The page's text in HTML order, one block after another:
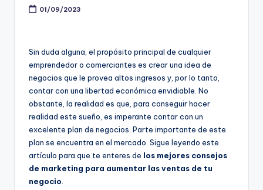
01/09/2023
Sin duda alguna, el propósito principal de cualquier
emprendedor o comerciantes es crear una idea de
negocios que le provea altos ingresos y, por lo tanto,
contar con una libertad económica envidiable. No
obstante, la realidad es que, para conseguir hacer
realidad este sueño, es imperante contar con un
excelente plan de negocios. Parte importante de este
plan se encuentra en el mercado. Sigue leyendo este
artículo para que te enteres de los mejores consejos
de marketing para aumentar las ventas de tu
negocio